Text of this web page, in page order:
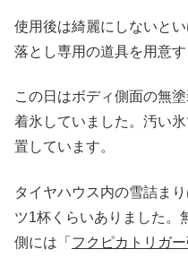
使用後は綺麗にしないと
落とし専用の道具を用意
この日はボディ側面の無
着氷していました。汚い
置しています。
タイヤハウス内の雪詰ま
ツ1杯くらいありました。
側には「 フクピカトリガ